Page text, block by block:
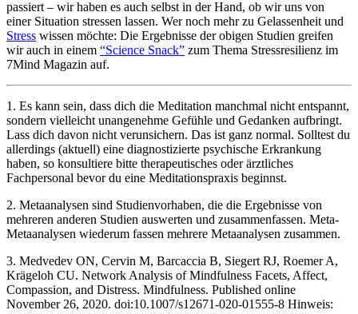
passiert – wir haben es auch selbst in der Hand, ob wir uns von
einer Situation stressen lassen. Wer noch mehr zu Gelassenheit und
Stress wissen möchte: Die Ergebnisse der obigen Studien greifen
wir auch in einem “Science Snack” zum Thema Stressresilienz im
7Mind Magazin auf.
1. Es kann sein, dass dich die Meditation manchmal nicht entspannt,
sondern vielleicht unangenehme Gefühle und Gedanken aufbringt.
Lass dich davon nicht verunsichern. Das ist ganz normal. Solltest du
allerdings (aktuell) eine diagnostizierte psychische Erkrankung
haben, so konsultiere bitte therapeutisches oder ärztliches
Fachpersonal bevor du eine Meditationspraxis beginnst.
2. Metaanalysen sind Studienvorhaben, die die Ergebnisse von
mehreren anderen Studien auswerten und zusammenfassen. Meta-
Metaanalysen wiederum fassen mehrere Metaanalysen zusammen.
3. Medvedev ON, Cervin M, Barcaccia B, Siegert RJ, Roemer A,
Krägeloh CU. Network Analysis of Mindfulness Facets, Affect,
Compassion, and Distress. Mindfulness. Published online
November 26, 2020. doi:10.1007/s12671-020-01555-8 Hinweis: